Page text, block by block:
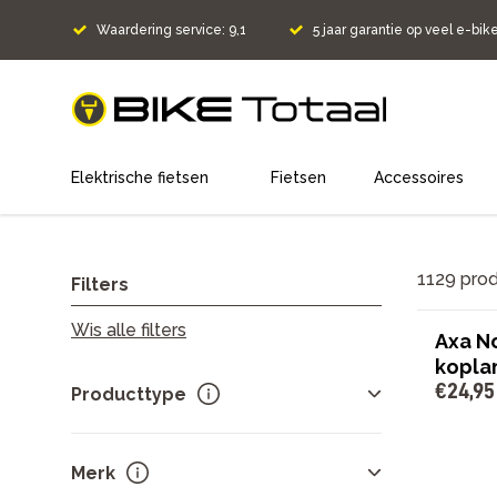
Waardering service: 9,1 5 jaar garantie op veel e-
home
Elektrische fietsen Fietsen Accessoires
Filters
Wis alle filters
Producttype
Fietsen
Merk
1129
Axa
€24,95